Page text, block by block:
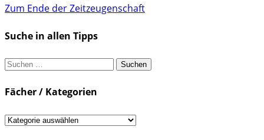
Zum Ende der Zeitzeugenschaft
Suche in allen Tipps
Suchen
Fächer / Kategorien
Fächer